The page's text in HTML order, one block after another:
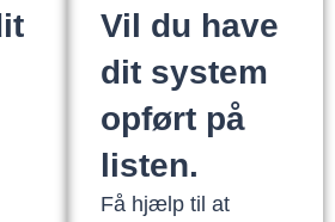
Vil du have
dit system
opført på
listen.
Få hjælp til at